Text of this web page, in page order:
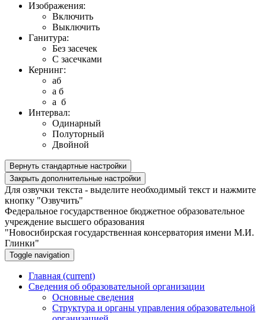
Изображения:
Включить
Выключить
Ганитура:
Без засечек
С засечками
Кернинг:
aб
a б
a б
Интервал:
Одинарный
Полуторный
Двойной
Вернуть стандартные настройки
Закрыть дополнительные настройки
Для озвучки текста - выделите необходимый текст и нажмите
кнопку "Озвучить"
Федеральное государственное бюджетное образовательное
учреждение высшего образования
"Новосибирская государственная консерватория имени М.И.
Глинки"
Toggle navigation
Главная (current)
Сведения об образовательной организации
Основные сведения
Структура и органы управления образовательной